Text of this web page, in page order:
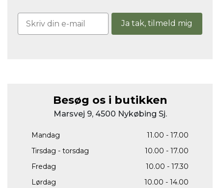
Ja tak, tilmeld mig
Besøg os i butikken
Marsvej 9, 4500 Nykøbing Sj.
Mandag
11.00 - 17.00
Tirsdag - torsdag
10.00 - 17.00
Fredag
10.00 - 17.30
Lørdag
10.00 - 14.00